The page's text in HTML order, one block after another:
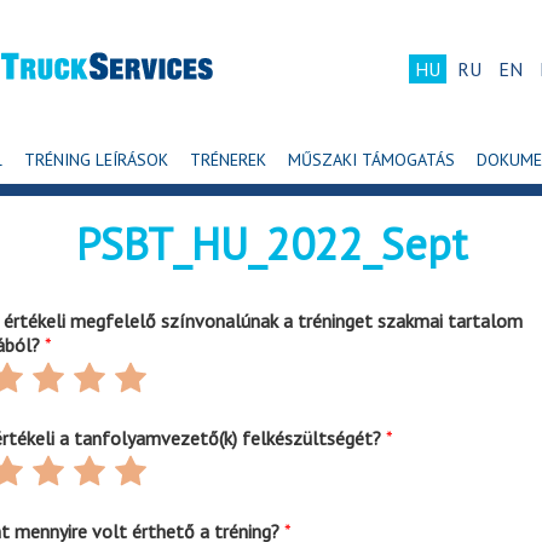
HU RU EN I
TRÉNING LEÍRÁSOK TRÉNEREK MŰSZAKI TÁMOGATÁS
PSBT_HU_2022_Sept
értékeli megfelelő színvonalúnak a tréninget szakmai tartalom
*
Rate
4
of
6
Rate
5
of
6
Rate
6
of
6
a tanfolyamvezető(k) felkészültségét? *
Rate
4
Rate
5
Rate
6
mennyire volt érthető a tréning? *